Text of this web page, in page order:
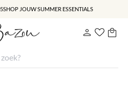
SHOP JOUW SUMMER ESSENTIALS